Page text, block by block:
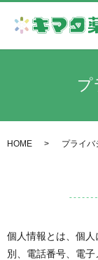
プ
HOME プライバ
個人情報とは、個
別、電話番号、電